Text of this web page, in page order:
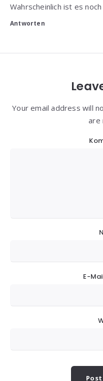
Wahrscheinlich ist es
Antworten
Your email address will
are
E-